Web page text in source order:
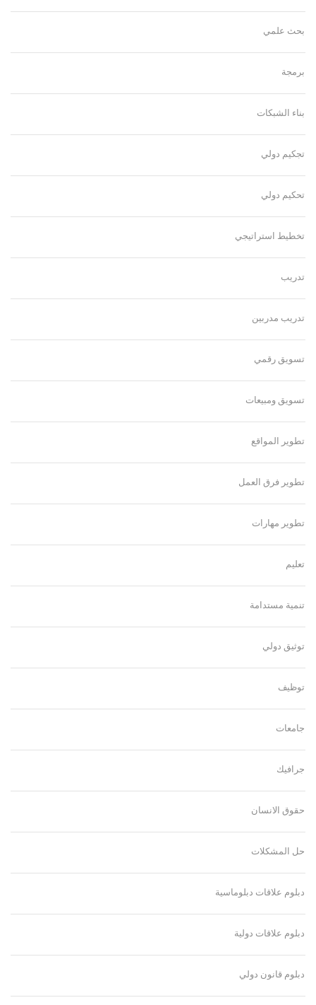
بحث علمي
برمجة
بناء الشبكات
تجكيم دولي
تحكيم دولي
تخطيط استراتيجي
تدريب
تدريب مدربين
تسويق رقمي
تسويق ومبيعات
تطوير المواقع
تطوير فرق العمل
تطوير مهارات
تعليم
تنمية مستدامة
توثيق دولي
توظيف
جامعات
جرافيك
حقوق الانسان
حل المشكلات
دبلوم علاقات دبلوماسية
دبلوم علاقات دولية
دبلوم قانون دولي